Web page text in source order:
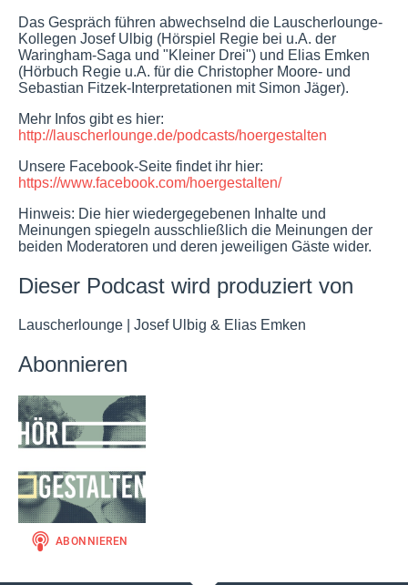
Das Gespräch führen abwechselnd die Lauscherlounge-
Kollegen Josef Ulbig (Hörspiel Regie bei u.A. der
Waringham-Saga und "Kleiner Drei") und Elias Emken
(Hörbuch Regie u.A. für die Christopher Moore- und
Sebastian Fitzek-Interpretationen mit Simon Jäger).
Mehr Infos gibt es hier:
http://lauscherlounge.de/podcasts/hoergestalten
Unsere Facebook-Seite findet ihr hier:
https://www.facebook.com/hoergestalten/
Hinweis: Die hier wiedergegebenen Inhalte und
Meinungen spiegeln ausschließlich die Meinungen der
beiden Moderatoren und deren jeweiligen Gäste wider.
Dieser Podcast wird produziert von
Lauscherlounge | Josef Ulbig & Elias Emken
Abonnieren